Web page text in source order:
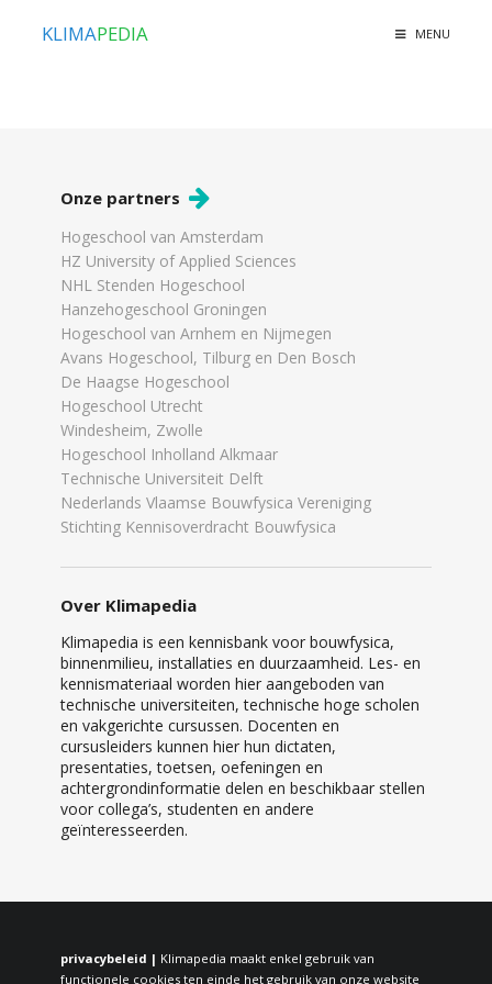
KLIMAPEDIA MENU
Onze partners
Hogeschool van Amsterdam
HZ University of Applied Sciences
NHL Stenden Hogeschool
Hanzehogeschool Groningen
Hogeschool van Arnhem en Nijmegen
Avans Hogeschool, Tilburg en Den Bosch
De Haagse Hogeschool
Hogeschool Utrecht
Windesheim, Zwolle
Hogeschool Inholland Alkmaar
Technische Universiteit Delft
Nederlands Vlaamse Bouwfysica Vereniging
Stichting Kennisoverdracht Bouwfysica
Over Klimapedia
Klimapedia is een kennisbank voor bouwfysica,
binnenmilieu, installaties en duurzaamheid. Les- en
kennismateriaal worden hier aangeboden van
technische universiteiten, technische hoge scholen
en vakgerichte cursussen. Docenten en
cursusleiders kunnen hier hun dictaten,
presentaties, toetsen, oefeningen en
achtergrondinformatie delen en beschikbaar stellen
voor collega’s, studenten en andere
geïnteresseerden.
privacybeleid | Klimapedia maakt enkel gebruik van
functionele cookies ten einde het gebruik van onze website